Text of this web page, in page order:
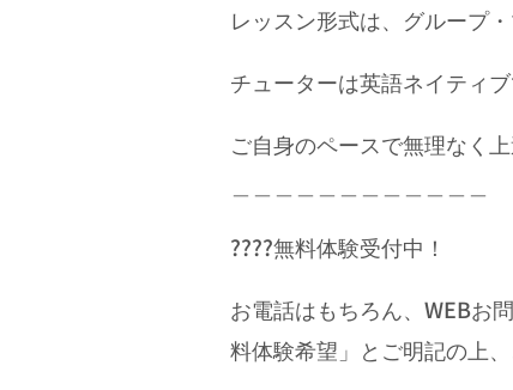
レッスン形式は、グループ
チューターは英語ネイティ
ご自身のペースで無理なく
????無料体験受付中！
お電話はもちろん、WEBお
料体験希望」とご明記の上